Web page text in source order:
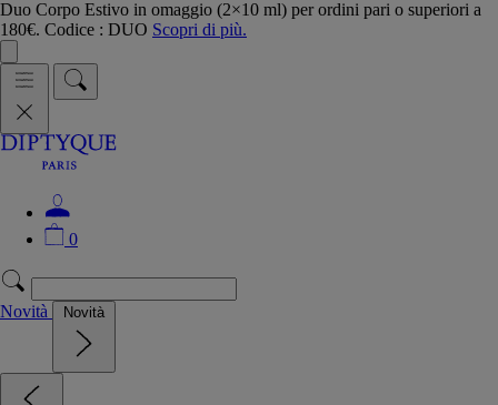
Duo Corpo Estivo in omaggio (2×10 ml) per ordini pari o superiori a
180€. Codice : DUO Scopri di più.
0
Novità Novità